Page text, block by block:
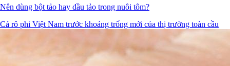
Nên dùng bột tảo hay dầu tảo trong nuôi tôm?
Cá rô phi Việt Nam trước khoảng trống mới của thị trường toàn cầu